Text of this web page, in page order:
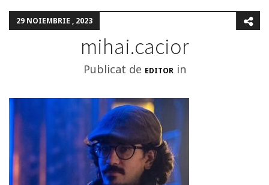
29 NOIEMBRIE , 2023
mihai.cacior
Publicat de EDITOR in